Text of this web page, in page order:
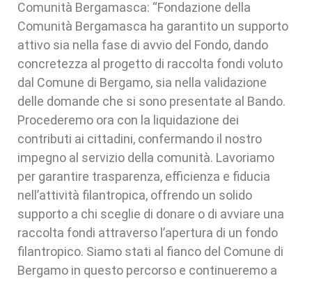
Comunità Bergamasca: “Fondazione della
Comunità Bergamasca ha garantito un supporto
attivo sia nella fase di avvio del Fondo, dando
concretezza al progetto di raccolta fondi voluto
dal Comune di Bergamo, sia nella validazione
delle domande che si sono presentate al Bando.
Procederemo ora con la liquidazione dei
contributi ai cittadini, confermando il nostro
impegno al servizio della comunità. Lavoriamo
per garantire trasparenza, efficienza e fiducia
nell’attività filantropica, offrendo un solido
supporto a chi sceglie di donare o di avviare una
raccolta fondi attraverso l’apertura di un fondo
filantropico. Siamo stati al fianco del Comune di
Bergamo in questo percorso e continueremo a